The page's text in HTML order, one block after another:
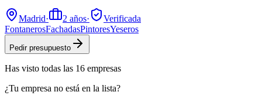
Madrid· 2 años·
Verificada
FontanerosFachadasPintoresYeseros
Pedir presupuesto
Has visto todas las 16 empresas
¿Tu empresa no está en la lista?